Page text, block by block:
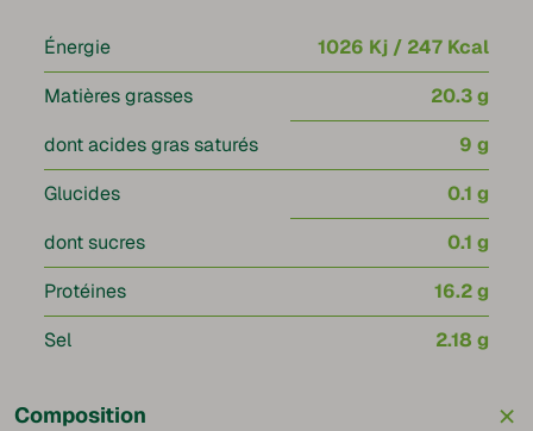
Énergie
1026 Kj / 247 Kcal
Matières grasses
20.3 g
dont acides gras saturés
9 g
Glucides
0.1 g
dont sucres
0.1 g
Protéines
16.2 g
Sel
2.18 g
Composition +